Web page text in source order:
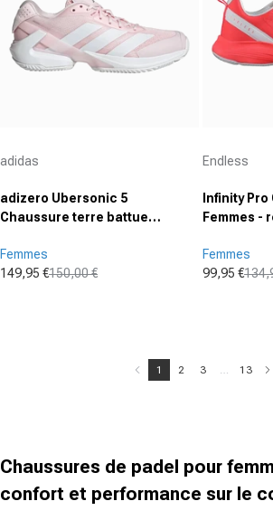
adidas
adizero Ubersonic 5
Chaussure terre battue
Femmes
Prix promotionnel
149,95 €
Prix normal
150,00 €
Endless
Infinity
Femmes -
Femmes
Prix
99,95 €
Prix
1 2 3 13
Chaussures de padel pour
confort et performance sur le